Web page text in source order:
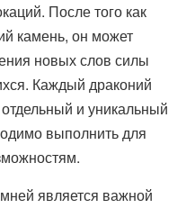
После того как
камень, он может
новых слов силы
Каждый драконий
и уникальный
выполнить для
является важной